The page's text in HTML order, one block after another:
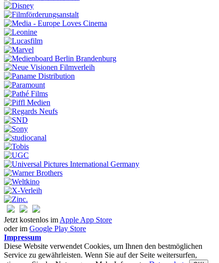
Jetzt kostenlos im Apple App Store
oder im Google Play Store
Impressum
Diese Website verwendet Cookies, um Ihnen den bestmöglichen
Service zu gewährleisten. Wenn Sie auf der Seite weitersurfen,